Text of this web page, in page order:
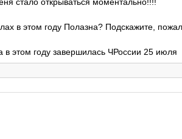
в этом году Полазна? Подскажите,
в этом году завершилась ЧРоссии 25 июля